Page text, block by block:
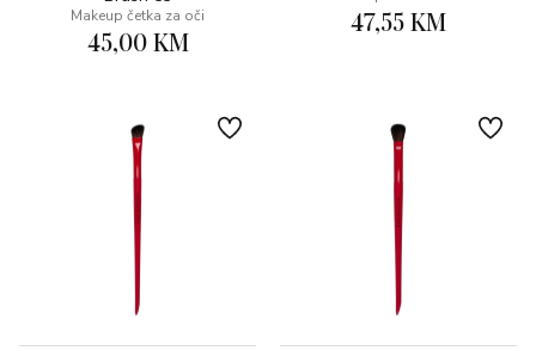
Makeup četka za oči
45,00 KM
47,55 KM